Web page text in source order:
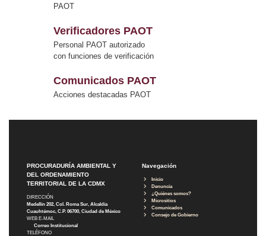
PAOT
Verificadores PAOT
Personal PAOT autorizado
con funciones de verificación
Comunicados PAOT
Acciones destacadas PAOT
PROCURADURÍA AMBIENTAL Y
DEL ORDENAMIENTO
TERRITORIAL DE LA CDMX
DIRECCIÓN
Medellín 202, Col. Roma Sur, Alcaldía
Cuauhtémoc, C.P. 06700, Ciudad de México
WEB E-MAIL
Correo Institucional
TELÉFONO
Navegación
Inicio
Denuncia
¿Quiénes somos?
Micrositios
Comunicados
Consejo de Gobierno